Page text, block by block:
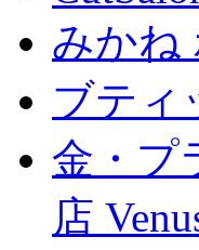
みかね
ブティ
金・プ
店